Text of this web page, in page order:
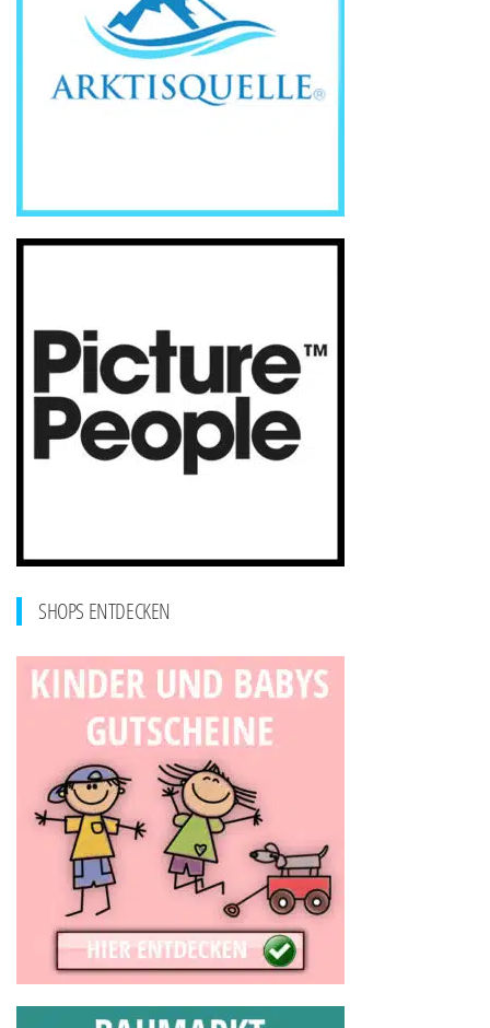
SHOPS ENTDECKEN